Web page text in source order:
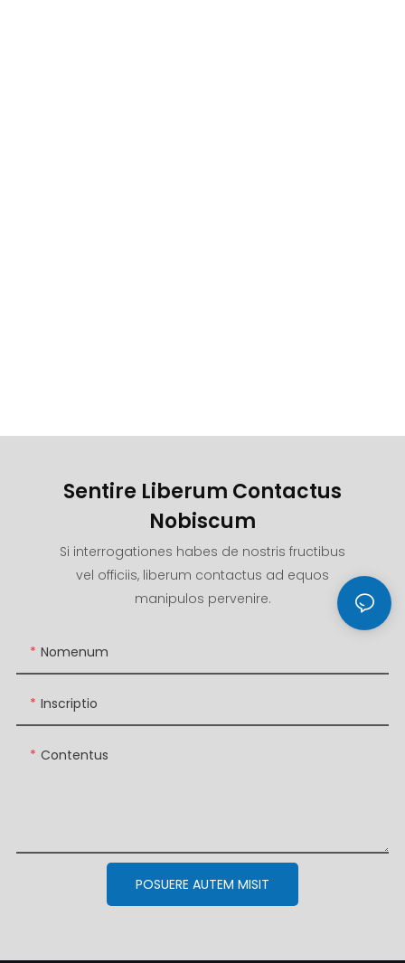
Sentire Liberum Contactus
Nobiscum
Si interrogationes habes de nostris fructibus
vel officiis, liberum contactus ad equos
manipulos pervenire.
Nomenum
Inscriptio
Contentus
POSUERE AUTEM MISIT